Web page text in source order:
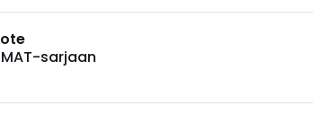
sarjaan